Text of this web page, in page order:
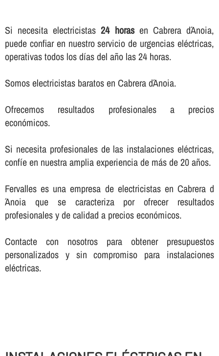
Si necesita electricistas24 horasen Cabrera d´Anoia,
puede confiar en nuestro servicio de urgencias eléctricas,
operativas todos los dí­as del año las 24 horas.
Somos electricistas baratos en Cabrera d´Anoia.
Ofrecemos resultados profesionales a precios
económicos.
Si necesita profesionales de las instalaciones eléctricas,
confí­e en nuestra amplia experiencia de más de 20 años.
Fervalles es una empresa de electricistas en Cabrera d
´Anoia que se caracteriza por ofrecer resultados
profesionales y de calidad a precios económicos.
Contacte con nosotros para obtener presupuestos
personalizados y sin compromiso para instalaciones
eléctricas.